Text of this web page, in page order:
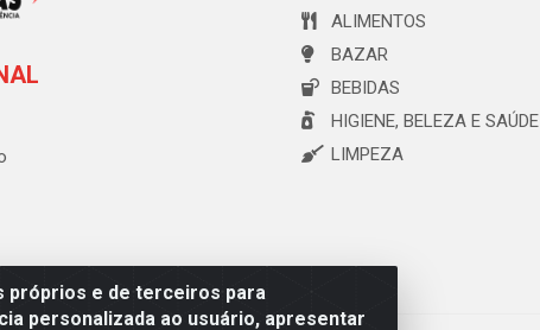
próprios e de terceiros para
personalizada ao usuário, apresentar
ALIMENTOS
BAZAR
BEBIDAS
HIGIENE, BELEZA E SAÚDE
LIMPEZA